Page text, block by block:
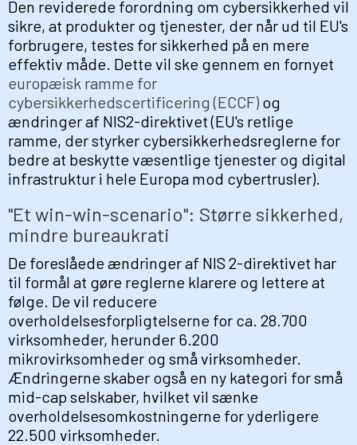
Den reviderede forordning om cybersikkerhed vil
sikre, at produkter og tjenester, der når ud til EU's
forbrugere, testes for sikkerhed på en mere
effektiv måde. Dette vil ske gennem en fornyet
europæisk ramme for
cybersikkerhedscertificering (ECCF) og
ændringer af NIS2-direktivet (EU's retlige
ramme, der styrker cybersikkerhedsreglerne for
bedre at beskytte væsentlige tjenester og digital
infrastruktur i hele Europa mod cybertrusler).
"Et win-win-scenario": Større sikkerhed,
mindre bureaukrati
De foreslåede ændringer af NIS 2-direktivet har
til formål at gøre reglerne klarere og lettere at
følge. De vil reducere
overholdelsesforpligtelserne for ca. 28.700
virksomheder, herunder 6.200
mikrovirksomheder og små virksomheder.
Ændringerne skaber også en ny kategori for små
mid-cap selskaber, hvilket vil sænke
overholdelsesomkostningerne for yderligere
22.500 virksomheder.